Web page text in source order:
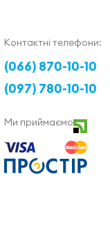
Контактні телефони:
(066) 870-10-10
(097) 780-10-10
Ми приймаємо